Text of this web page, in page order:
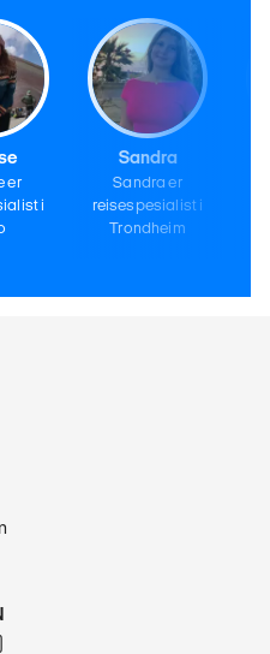
er
i
Sandra
Sandra er
reisespesialist i
Trondheim